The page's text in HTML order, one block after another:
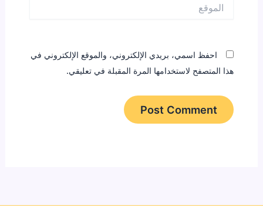
احفظ اسمي، بريدي الإلكتروني، والموقع الإلكتروني في
هذا المتصفح لاستخدامها المرة المقبلة في تعليقي.